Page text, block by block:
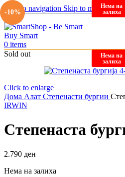
Skip to navigation Skip to main content
0 items
Sold out
Нема на
залиха
Click to enlarge
Дома Алат Степенасти бургии
IRWIN
Степенаста
2.790 ден
Нема на залиха
Нема на
залиха
-10%
Нема на
залиха
Нема на
залиха